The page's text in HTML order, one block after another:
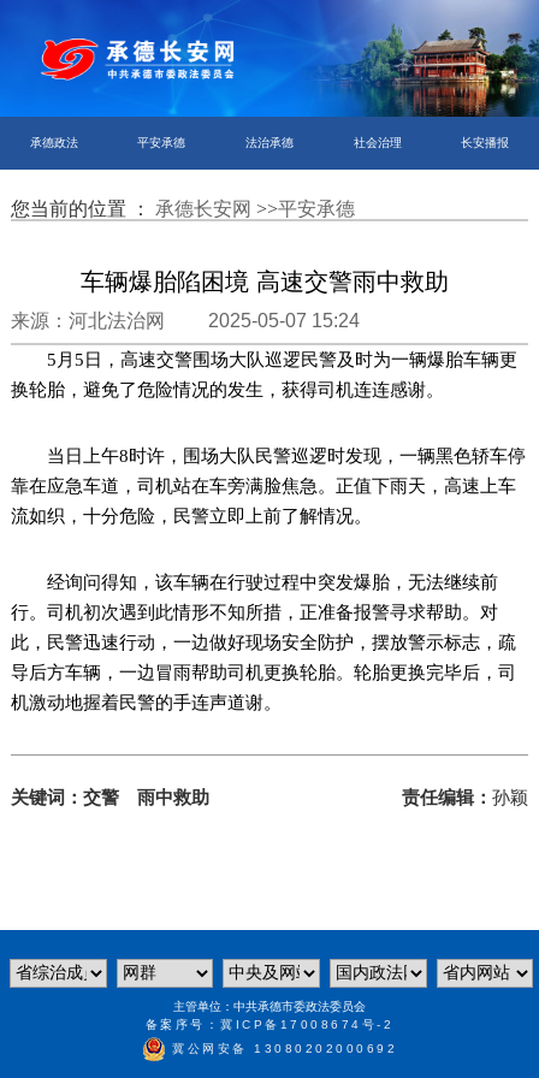
承德政法 平安承德 法治承德 社会治理 长安播报
您当前的位置 ： 承德长安网 >>平安承德
车辆爆胎陷困境 高速交警雨中救助
来源：河北法治网 2025-05-07 15:24
5月5日，高速交警围场大队巡逻民警及时为一辆爆胎车辆更
换轮胎，避免了危险情况的发生，获得司机连连感谢。
当日上午8时许，围场大队民警巡逻时发现，一辆黑色轿车停
靠在应急车道，司机站在车旁满脸焦急。正值下雨天，高速上车
流如织，十分危险，民警立即上前了解情况。
经询问得知，该车辆在行驶过程中突发爆胎，无法继续前
行。司机初次遇到此情形不知所措，正准备报警寻求帮助。对
此，民警迅速行动，一边做好现场安全防护，摆放警示标志，疏
导后方车辆，一边冒雨帮助司机更换轮胎。轮胎更换完毕后，司
机激动地握着民警的手连声道谢。
关键词：交警 雨中救助 责任编辑：孙颖
主管单位：中共承德市委政法委员会
备案序号：冀ICP备17008674号-2
冀公网安备 13080202000692